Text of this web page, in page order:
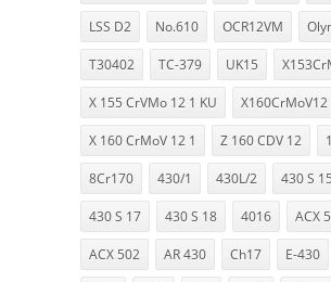
LSS D2 No.610 OCR12VM
T30402 TC-379 UK15
X 155 CrVMo 12 1 KU X160CrMoV12
X 160 CrMoV 12 1 Z 160 CDV 12
8Cr170 430/1 430L/2 430 S 15
430 S 17 430 S 18 4016 ACX
ACX 502 AR 430 Ch17 E-430